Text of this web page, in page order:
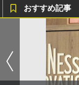
おすすめ記事